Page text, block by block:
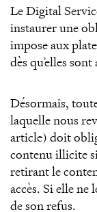
Le Digital
instaurer une
impose aux
dès qu’elles sont
Désormais,
laquelle nous
article) doit
contenu illicite
retirant le
accès. Si elle
de son refus.